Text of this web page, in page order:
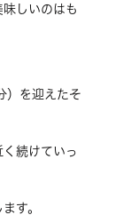
しいのはも
）を迎えたそ
続けていっ
す。